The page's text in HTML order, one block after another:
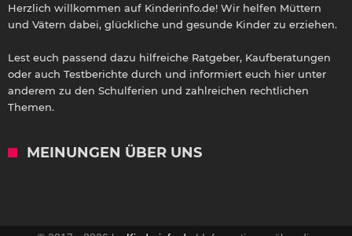
Herzlich willkommen auf Kinderinfo.de! Wir helfen Müttern
und Vätern dabei, glückliche und gesunde Kinder zu erziehen.
Lest euch passend dazu hilfreiche Ratgeber, Kaufberatungen
oder auch Testberichte durch und informiert euch hier unter
anderem zu den Schulferien und zahlreichen rechtlichen
Themen.
MEINUNGEN ÜBER UNS